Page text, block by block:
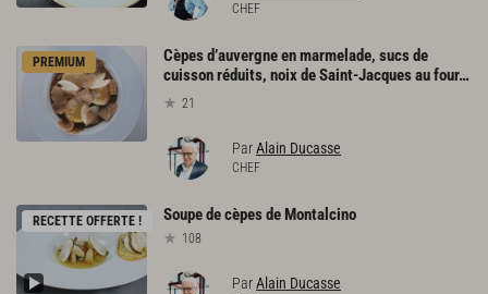
CHEF
PREMIUM
Cèpes d’auvergne en marmelade, sucs de
cuisson réduits, noix de Saint-Jacques au four, râpée de tartufi di Alba
21
ParAlain Ducasse
CHEF
RECETTE OFFERTE ! Soupedecèpesde Montalcino
108
ParAlain Ducasse